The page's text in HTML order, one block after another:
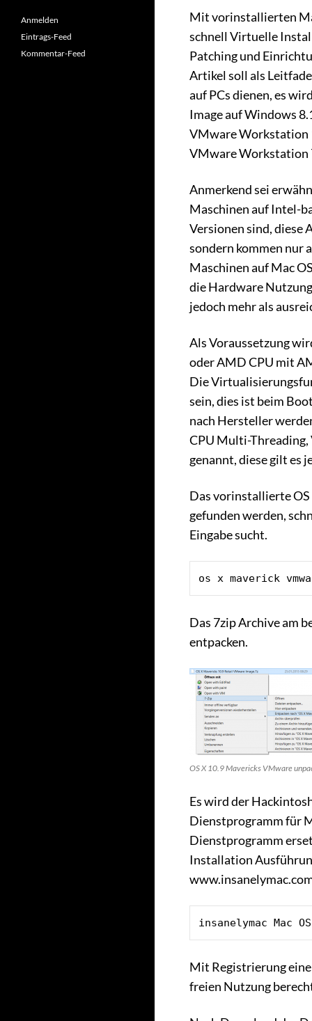
Mit vorinstallierten
schnell Virtuelle
Patching und
Artikel soll als
auf PCs dienen, es
Image auf Windows
VMware Workstation
VMware Workstation
Anmerkend sei
Maschinen auf Intel-
Versionen sind, diese
sondern kommen nur
Maschinen auf Mac
die Hardware
jedoch mehr als
Als Voraussetzung
oder AMD CPU mit
Die
sein, dies ist beim
nach Hersteller
CPU Multi-Threading,
genannt, diese gilt es
Das vorinstallierte OS
gefunden werden,
Eingabe sucht.
os x maverick
Das 7zip Archive am
entpacken.
OS X 10.9 Mavericks VMware
Es wird der
Dienstprogramm für
Dienstprogramm
Installation
insanelymac Mac
Mit Registrierung
freien Nutzung
Anmelden
Eintrags-Feed
Kommentar-Feed